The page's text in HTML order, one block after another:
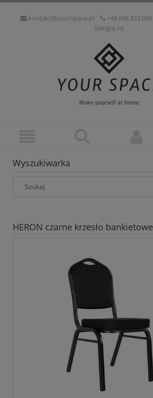
kontakt@yourspace.pl +48 668 833 068
Zaloguj się
Wyszukiwarka
HERON czarne krzesło bankietowe